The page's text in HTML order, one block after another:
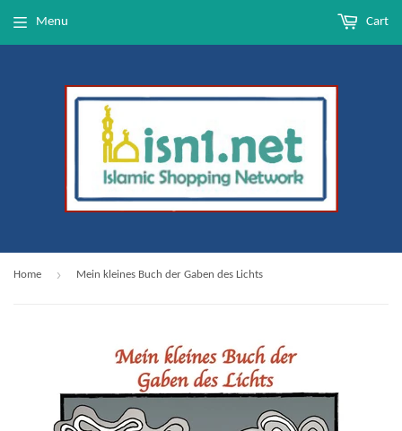
Menu Cart
Home › Mein kleines Buch der Gaben des Lichts